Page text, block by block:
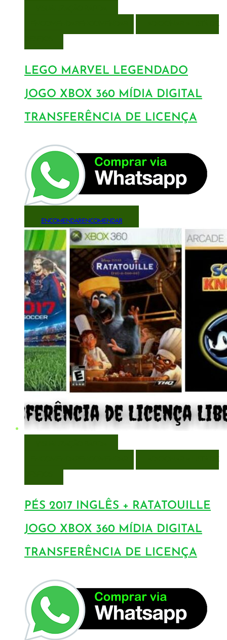
LEGO MARVEL LEGENDADO
JOGO XBOX 360 MÍDIA DIGITAL
TRANSFERÊNCIA DE LICENÇA
ENCOMENDARENCOMENDAR
PÉS 2017 INGLÊS + RATATOUILLE
JOGO XBOX 360 MÍDIA DIGITAL
TRANSFERÊNCIA DE LICENÇA